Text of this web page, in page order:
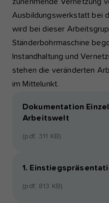
Ausbildungswerkstatt bei
wird bei dieser
Ständerbohrmaschine
Instandhaltung und
stehen die veränderten
im Mittelunkt.
Dokumentation
Arbeitswelt
(pdf, 311 KB)
1.
(pdf, 813 KB)